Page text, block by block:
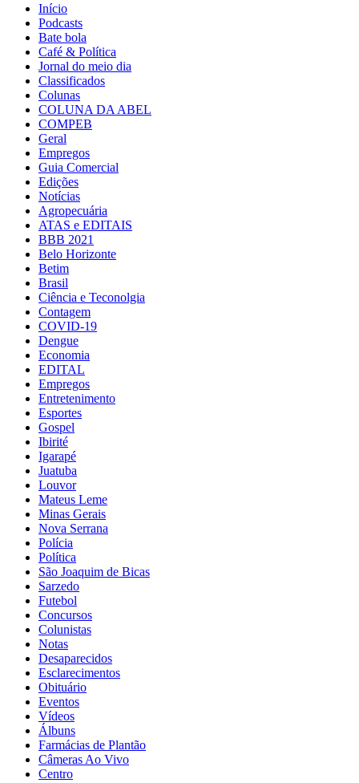
Início
Podcasts
Bate bola
Café & Política
Jornal do meio dia
Classificados
Colunas
COLUNA DA ABEL
COMPEB
Geral
Empregos
Guia Comercial
Edições
Notícias
Agropecuária
ATAS e EDITAIS
BBB 2021
Belo Horizonte
Betim
Brasil
Ciência e Teconolgia
Contagem
COVID-19
Dengue
Economia
EDITAL
Empregos
Entretenimento
Esportes
Gospel
Ibirité
Igarapé
Juatuba
Louvor
Mateus Leme
Minas Gerais
Nova Serrana
Polícia
Política
São Joaquim de Bicas
Sarzedo
Futebol
Concursos
Colunistas
Notas
Desaparecidos
Esclarecimentos
Obituário
Eventos
Vídeos
Álbuns
Farmácias de Plantão
Câmeras Ao Vivo
Centro